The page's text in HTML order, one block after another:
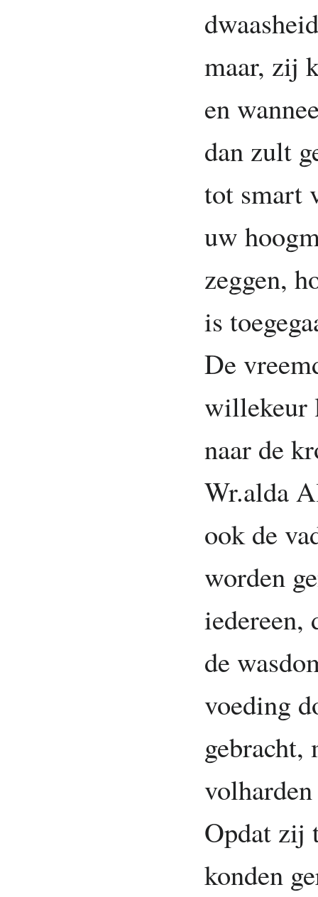
maar, zij
en
dan zult
tot smart
uw
zeggen,
is
De
willekeur
naar de
Wr.alda
ook de
worden
iedereen,
de
voeding
Opdat zij
konden